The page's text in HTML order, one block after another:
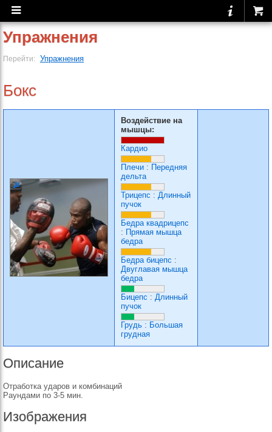
Упражнения
Перейти: Упражнения
Бокс
Воздействие на
мышцы:
Кардио
Плечи : Передняя
дельта
Трицепс : Длинный
пучок
Бедра квадрицепс
: Прямая мышца
бедра
Бедра бицепс :
Двуглавая мышца
бедра
Бицепс : Длинный
пучок
Грудь : Большая
грудная
Описание
Отработка ударов и комбинаций
Раундами по 3-5 мин.
Изображения